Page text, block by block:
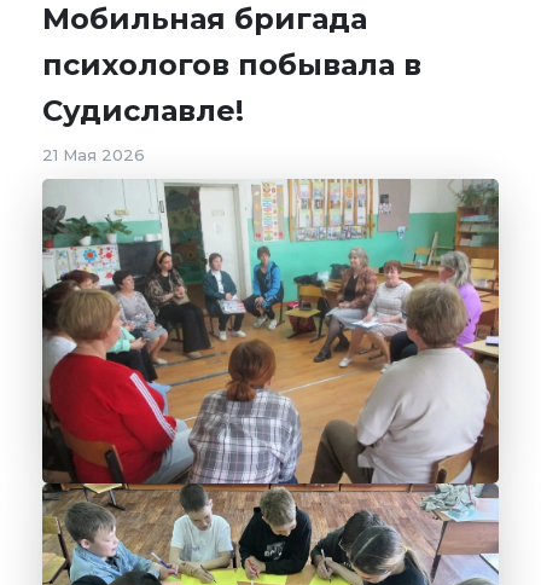
Мобильная бригада
психологов побывала в
Судиславле!
21 Мая 2026